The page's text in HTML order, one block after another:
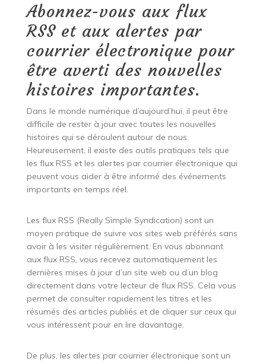
Abonnez-vous aux flux
RSS et aux alertes par
courrier électronique pour
être averti des nouvelles
histoires importantes.
Dans le monde numérique d’aujourd’hui, il peut être
difficile de rester à jour avec toutes les nouvelles
histoires qui se déroulent autour de nous.
Heureusement, il existe des outils pratiques tels que
les flux RSS et les alertes par courrier électronique qui
peuvent vous aider à être informé des événements
importants en temps réel.
Les flux RSS (Really Simple Syndication) sont un
moyen pratique de suivre vos sites web préférés sans
avoir à les visiter régulièrement. En vous abonnant
aux flux RSS, vous recevez automatiquement les
dernières mises à jour d’un site web ou d’un blog
directement dans votre lecteur de flux RSS. Cela vous
permet de consulter rapidement les titres et les
résumés des articles publiés et de cliquer sur ceux qui
vous intéressent pour en lire davantage.
De plus, les alertes par courrier électronique sont un